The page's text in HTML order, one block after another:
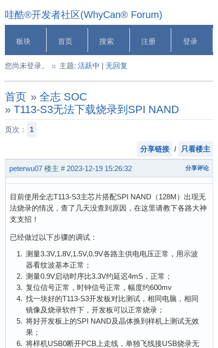
哇酷®开发者社区(WhyCan® Forum)
板块 首页 搜索 注册 登录
您尚未登录。 主题: 活跃中 | 无回复
首页 » 全志 SOC
» T113-S3无法下载烧录到SPI NAND
页次： 1
分享链接 / 只看楼主
peterwu07 楼主 # 2023-12-19 15:26:32 分享评论
目前使用全志T113-S3主芯片搭配SPI NAND（128M）出现无
法烧录的情况，查了几天没查到原因，在这里请教下各路大神
支支招！
已经做过以下步骤的调试：
测量3.3V,1.8V,1.5V,0.9V各路主供电电压正常，用示波
器看纹波基本正常；
测量0.9V启动时序比3.3V约延迟4mS，正常；
复位信号正常，时钟信号正常，幅度约600mv
找一块好的T113-S3开发板对比测试，相同电脑，相同
镜像及烧录软件下，开发板可以正常烧录；
将好开发板上的SPI NAND及晶体换到样机上测试无效
果；
将样机USB0断开PCB上走线，单独飞线接USB烧录无